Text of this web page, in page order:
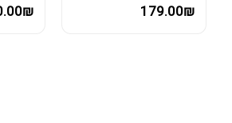
179.00₪